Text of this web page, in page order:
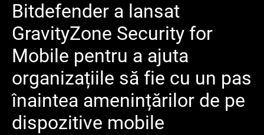
Bitdefender a lansat
GravityZone Security for
Mobile pentru a ajuta
organizațiile să fie cu un pas
înaintea amenințărilor de pe
dispozitive mobile